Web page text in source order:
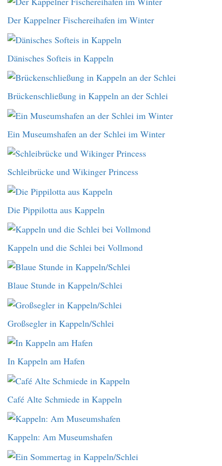
Der Kappelner Fischereihafen im Winter
Dänisches Softeis in Kappeln
Brückenschließung in Kappeln an der Schlei
Ein Museumshafen an der Schlei im Winter
Schleibrücke und Wikinger Princess
Die Pippilotta aus Kappeln
Kappeln und die Schlei bei Vollmond
Blaue Stunde in Kappeln/Schlei
Großsegler in Kappeln/Schlei
In Kappeln am Hafen
Café Alte Schmiede in Kappeln
Kappeln: Am Museumshafen